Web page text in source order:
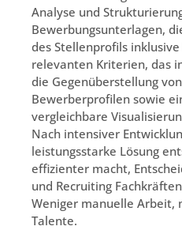
Analyse und
Bewerbungsunterlagen,
des Stellenprofils
relevanten Kriterien, das
die Gegenüberstellung
Bewerberprofilen sowie
vergleichbare
Nach intensiver
leistungsstarke Lösung
effizienter macht,
und Recruiting
Weniger manuelle Arbeit,
Talente.